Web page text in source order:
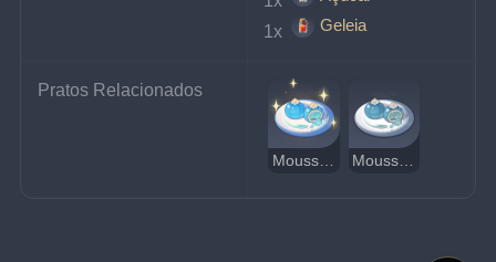
1x
Geleia
Pratos Relacionados
Mousse Fontinalia Deliciosa